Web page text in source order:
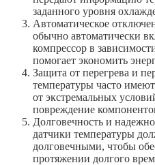
заданного уровня
Автоматическое
обычно автоматически
компрессор в
помогает экономить
Защита от перегрева и
температуры часто
от экстремальных
повреждение
Долговечность и
датчики температуры
долговечными, чтобы
протяжении долгого